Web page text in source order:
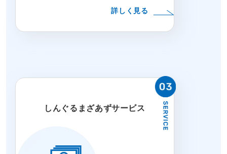
詳しく見る
しんぐるまざあずサービス